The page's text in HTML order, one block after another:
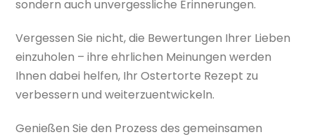
sondern auch unvergessliche Erinnerungen.
Vergessen Sie nicht, die Bewertungen Ihrer Lieben
einzuholen – ihre ehrlichen Meinungen werden
Ihnen dabei helfen, Ihr Ostertorte Rezept zu
verbessern und weiterzuentwickeln.
Genießen Sie den Prozess des gemeinsamen